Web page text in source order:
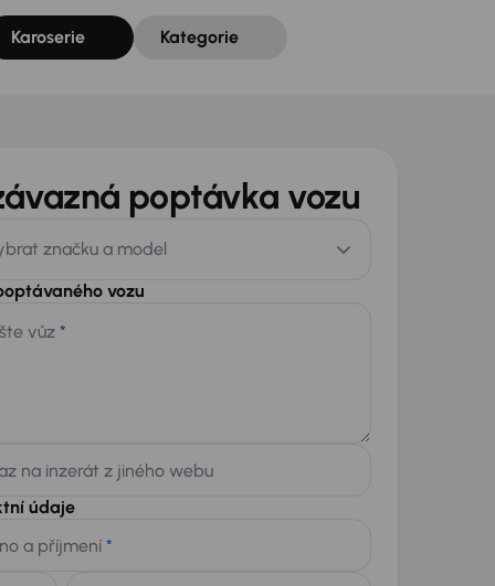
Karoserie Kategorie
poptávka vozu
značku a model
vozu
vůz *
na inzerát z jiného webu
údaje
a příjmení *